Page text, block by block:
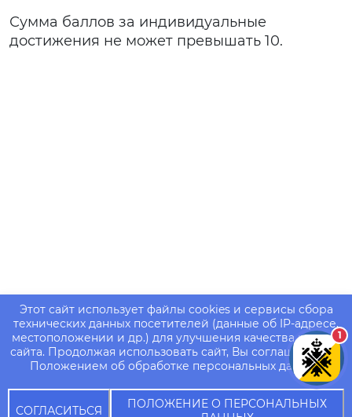
Этот сайт использует файлы cookies и сервисы сбора
технических данных посетителей (данные об IP-адресе,
местоположении и др.) для улучшения качества работы
сайта. Продолжая использовать сайт, Вы соглашаетесь с
Положением об обработке персональных данных.
СОГЛАСИТЬСЯ
ПОЛОЖЕНИЕ О ПЕРСОНАЛЬНЫХ
Сумма баллов за индивидуальные
достижения не может превышать 10.
1